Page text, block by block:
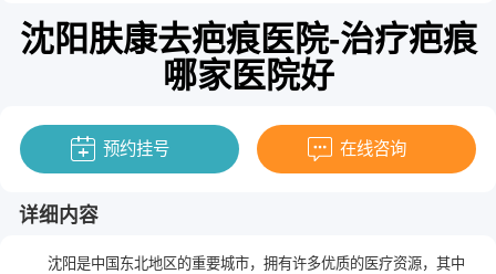
沈阳肤康去疤痕医院-治疗疤痕
哪家医院好
预约挂号 在线咨询
详细内容
沈阳是中国东北地区的重要城市，拥有许多优质的医疗资源，其中